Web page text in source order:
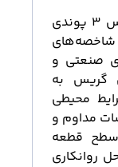
میزان چسبندگی گریس شاسی پلاس ۳ پوندی
از شاخصه‌های
صنعتی و
گریس به
محیطی
مداوم و
قطعه
روانکاری